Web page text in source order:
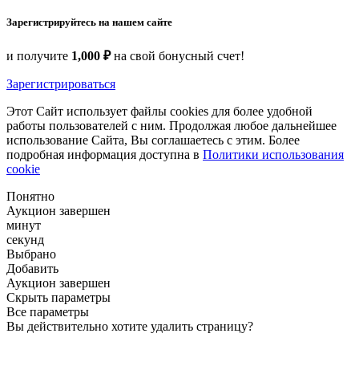
Зарегистрируйтесь на нашем сайте
и получите 1,000 ₽на свой бонусный счет!
Зарегистрироваться
Этот Сайт использует файлы cookies для более удобной
работы пользователей с ним. Продолжая любое дальнейшее
использование Сайта, Вы соглашаетесь с этим. Более
подробная информация доступна в Политики использования
cookie
Понятно
Аукцион завершен
минут
секунд
Выбрано
Добавить
Аукцион завершен
Скрыть параметры
Все параметры
Вы действительно хотите удалить страницу?